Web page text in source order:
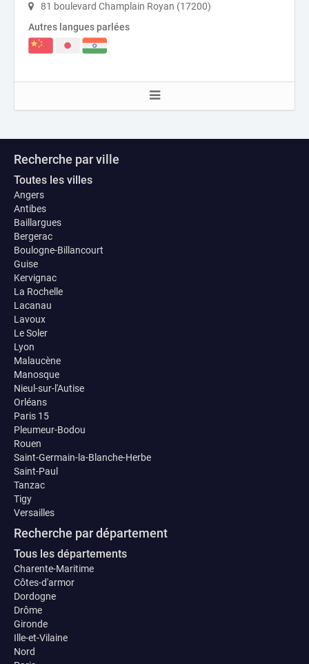
81 boulevard Champlain Royan (17200)
Autres langues parlées
Recherche par ville
Toutes les villes
Angers
Antibes
Baillargues
Bergerac
Boulogne-Billancourt
Guise
Kervignac
La Rochelle
Lacanau
Lavoux
Le Soler
Lyon
Malaucène
Manosque
Nieul-sur-l'Autise
Orléans
Paris 15
Pleumeur-Bodou
Rouen
Saint-Germain-la-Blanche-Herbe
Saint-Paul
Tanzac
Tigy
Versailles
Recherche par département
Tous les départements
Charente-Maritime
Côtes-d'armor
Dordogne
Drôme
Gironde
Ille-et-Vilaine
Nord